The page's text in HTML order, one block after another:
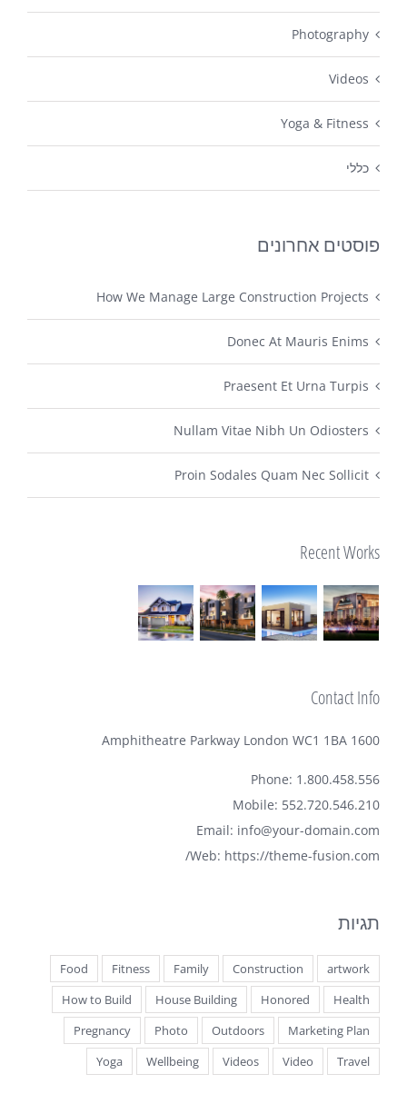
Photography
Videos
Yoga & Fitness
כללי
פוסטים אחרונים
How We Manage Large Construction Projects
Donec At Mauris Enims
Praesent Et Urna Turpis
Nullam Vitae Nibh Un Odiosters
Proin Sodales Quam Nec Sollicit
Recent Works
Contact Info
1600 Amphitheatre Parkway London WC1 1BA
Phone: 1.800.458.556
Mobile: 552.720.546.210
Email: info@your-domain.com
Web: https://theme-fusion.com/
תגיות
artwork
Construction
Family
Fitness
Food
Health
Honored
House Building
How to Build
Marketing Plan
Outdoors
Photo
Pregnancy
Travel
Video
Videos
Wellbeing
Yoga